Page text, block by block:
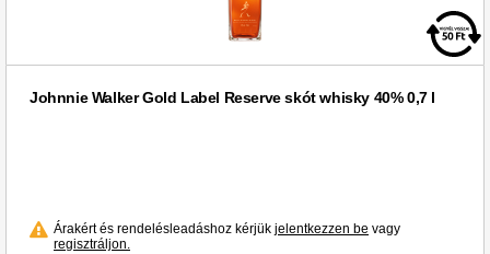
Johnnie Walker Gold Label Reserve skót whisky 40% 0,7 l
Árakért és rendelésleadáshoz kérjük jelentkezzen be vagy
regisztráljon.